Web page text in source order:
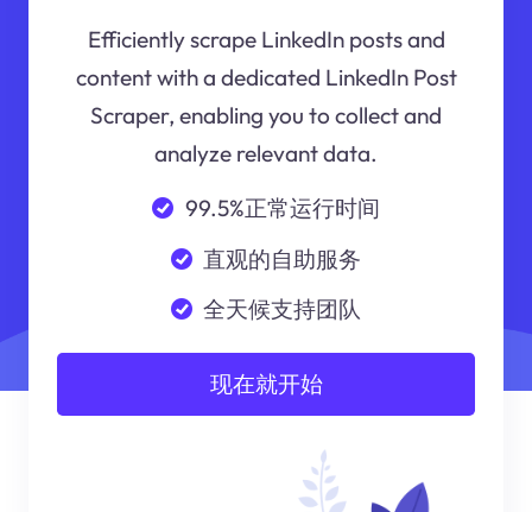
Efficiently scrape LinkedIn posts and
content with a dedicated LinkedIn Post
Scraper, enabling you to collect and
analyze relevant data.
99.5%正常运行时间
直观的自助服务
全天候支持团队
现在就开始